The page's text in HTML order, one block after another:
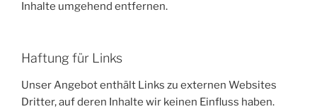
Inhalte umgehend entfernen.
Haftung für Links
Unser Angebot enthält Links zu externen Websites
Dritter, auf deren Inhalte wir keinen Einfluss haben.